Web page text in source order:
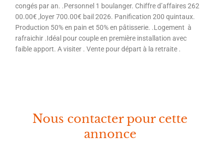
congés par an. .Personnel 1 boulanger. Chiffre d’affaires 262
00.00€ ,loyer 700.00€ bail 2026. Panification 200 quintaux.
Production 50% en pain et 50% en pâtisserie. .Logement à
rafraichir .Idéal pour couple en première installation avec
faible apport. A visiter . Vente pour départ à la retraite .
Nous contacter pour cette
annonce